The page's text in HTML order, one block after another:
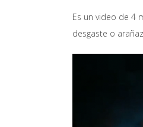
Es un video de 4
desgaste o